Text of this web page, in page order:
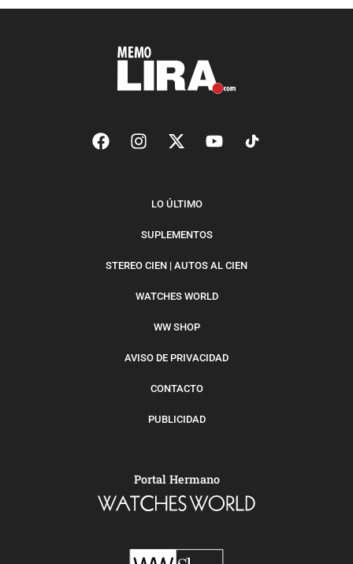
LO ÚLTIMO
SUPLEMENTOS
STEREO CIEN | AUTOS AL CIEN
WATCHES WORLD
WW SHOP
AVISO DE PRIVACIDAD
CONTACTO
PUBLICIDAD
Portal Hermano